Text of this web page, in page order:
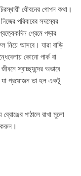
যৌবনের গোপন কথা।
পরিবারের সদস্যের
প্রেমে পড়ার
নিয়ে আসবে। যারা বাড়ি
কোনো পার্ক বা
স্বাচ্ছ্যন্দের অভাবে
যা প্রয়োজন তা হল একটু
পাঠালে রাখা মুলো
করুন।